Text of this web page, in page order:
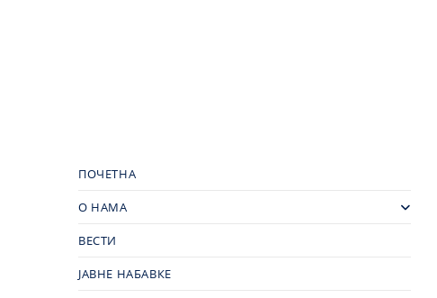
ПОЧЕТНА
О НАМА
ВЕСТИ
ЈАВНЕ НАБАВКЕ